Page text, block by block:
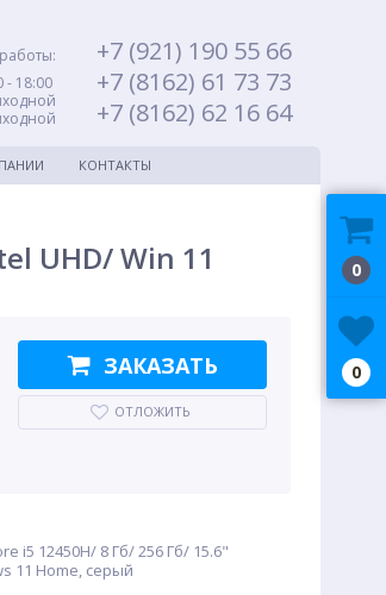
- 18:00
+7 (921) 190 55 66
+7 (8162) 61 73 73
+7 (8162) 62 16 64
КОНТАКТЫ
UHD/ Win 11
ЗАКАЗАТЬ
ОТЛОЖИТЬ
i5 12450H/ 8 Гб/ 256 Гб/ 15.6"
11 Home, серый
0
0